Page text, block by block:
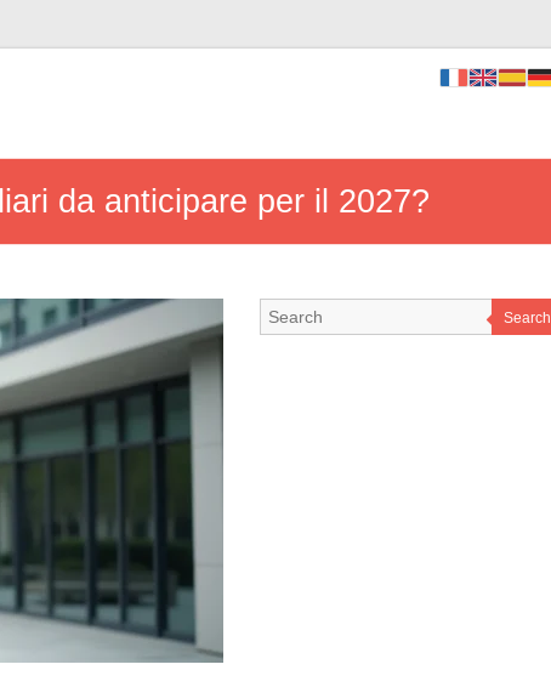
da anticipare per il 2027?
Search